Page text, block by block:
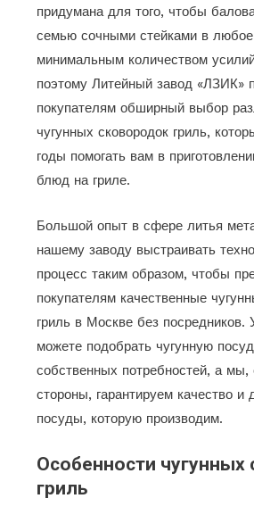
придумана для того, чтобы
семью сочными стейками в
минимальным количеством
поэтому Литейный завод «ЛЗИК»
покупателям обширный выбор
чугунных сковородок гриль,
годы помогать вам в
блюд на гриле.
Большой опыт в сфере литья
нашему заводу выстраивать
процесс таким образом, чтобы
покупателям качественные
гриль в Москве без посредников.
можете подобрать чугунную
собственных потребностей, а мы,
стороны, гарантируем качество и
посуды, которую производим.
Особенности чугунных
гриль